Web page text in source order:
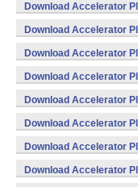
Download Accelerator
Download Accelerator
Download Accelerator
Download Accelerator
Download Accelerator
Download Accelerator
Download Accelerator
Download Accelerator